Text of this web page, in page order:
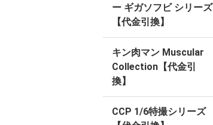
ー ギガソフビ シリーズ
【代金引換】
キン肉マン Muscular
Collection【代金引
換】
CCP 1/6特撮シリーズ